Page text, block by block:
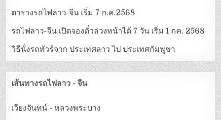
ตารางรถไฟลาว-จีน เริ่ม 7 ก.ค.2568
รถไฟลาว-จีน เปิดจองตั๋วล่วงหน้าได้ 7 วัน เริ่ม 1 กค. 2568
วิธีนั่งรถทัวร์จาก ประเทศลาว ไป ประเทศกัมพูชา
เส้นทางรถไฟลาว - จีน
เวียงจันทน์ - หลวงพระบาง